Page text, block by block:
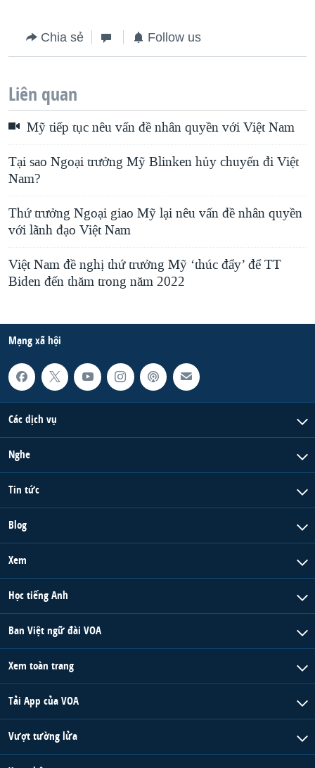
Chia sẻ Follow us
Liên quan
Mỹ tiếp tục nêu vấn đề nhân quyền với Việt Nam
Tại sao Ngoại trưởng Mỹ Blinken hủy chuyến đi Việt
Nam?
Thứ trưởng Ngoại giao Mỹ lại nêu vấn đề nhân quyền
với lãnh đạo Việt Nam
Việt Nam đề nghị thứ trưởng Mỹ ‘thúc đẩy’ để TT
Biden đến thăm trong năm 2022
Mạng xã hội
Các dịch vụ
Nghe
Tin tức
Blog
Xem
Học tiếng Anh
Ban Việt ngữ đài VOA
Xem toàn trang
Tải App của VOA
Vượt tường lửa